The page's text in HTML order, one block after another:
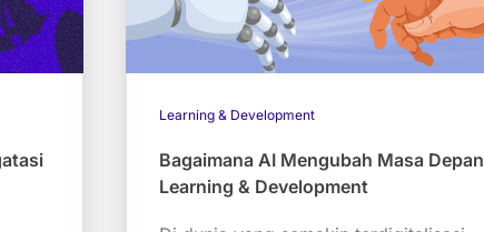
Learning & Development
Bagaimana AI Mengubah Masa Depan
Learning & Development